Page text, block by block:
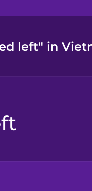
left" in